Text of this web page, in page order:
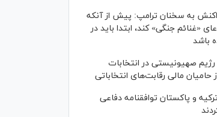
به سخنان ترامپ: پیش از آنکه
«غنائم جنگی» کند، ابتدا باید در
باشد
صهیونیستی در انتخابات
حامیان مالی رقابت‌های انتخاباتی
و پاکستان توافقنامه دفاعی